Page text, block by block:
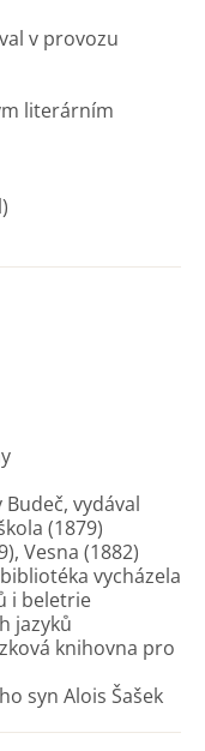
v provozu
literárním
vydával
(1879)
Vesna (1882)
vycházela
i beletrie
jazyků
knihovna pro
syn Alois Šašek